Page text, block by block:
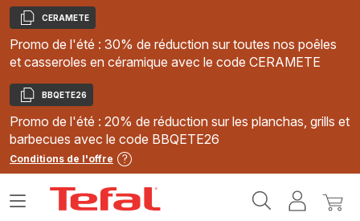
Copier
CERAMETE
Promo de l'été : 30% de réduction sur toutes nos poêles
et casseroles en céramique avec le code CERAMETE
Copier
BBQETE26
Promo de l'été : 20% de réduction sur les planchas, grills et
barbecues avec le code BBQETE26
Conditions de l'offre
MonMon
Ouvrir